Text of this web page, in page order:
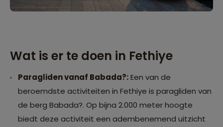
Wat is er te doen in Fethiye
Paragliden vanaf Babada?:Een van de
beroemdste activiteiten in Fethiye is paragliden van
de berg Babada?. Op bijna 2.000 meter hoogte
biedt deze activiteit een adembenemend uitzicht